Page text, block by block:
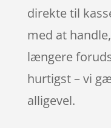
direkte til
med at
længere
hurtigst – vi
alligevel.